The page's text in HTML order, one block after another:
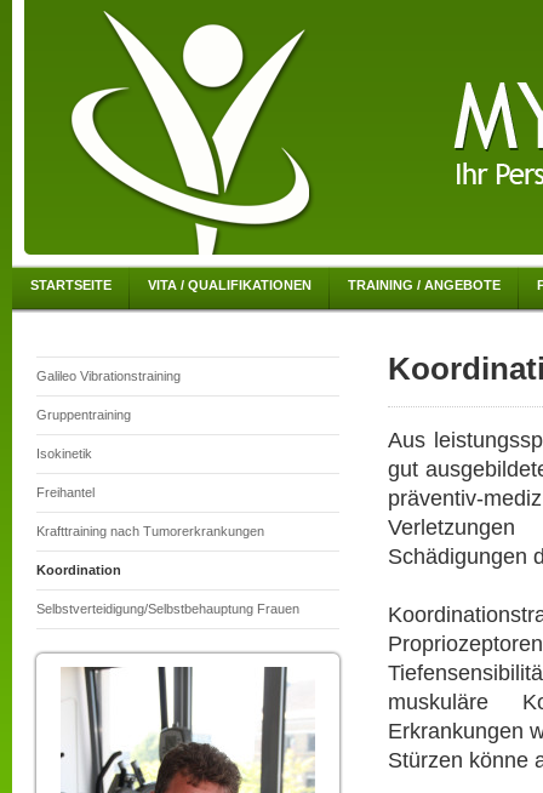
STARTSEITE VITA / QUALIFIKATIONEN TRAINING / ANGEBOTE
Galileo Vibrationstraining
Gruppentraining
Isokinetik
Freihantel
Krafttraining nach Tumorerkrankungen
Koordination
Selbstverteidigung/Selbstbehauptung Frauen
Aus
gut
präventiv-
Schädigungen
muskuläre
Erkrankungen
Stürzen könne